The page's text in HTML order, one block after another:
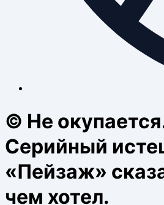
© Не
Серийный
«Пейзаж»
чем хотел.